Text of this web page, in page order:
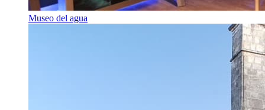
Museo del agua